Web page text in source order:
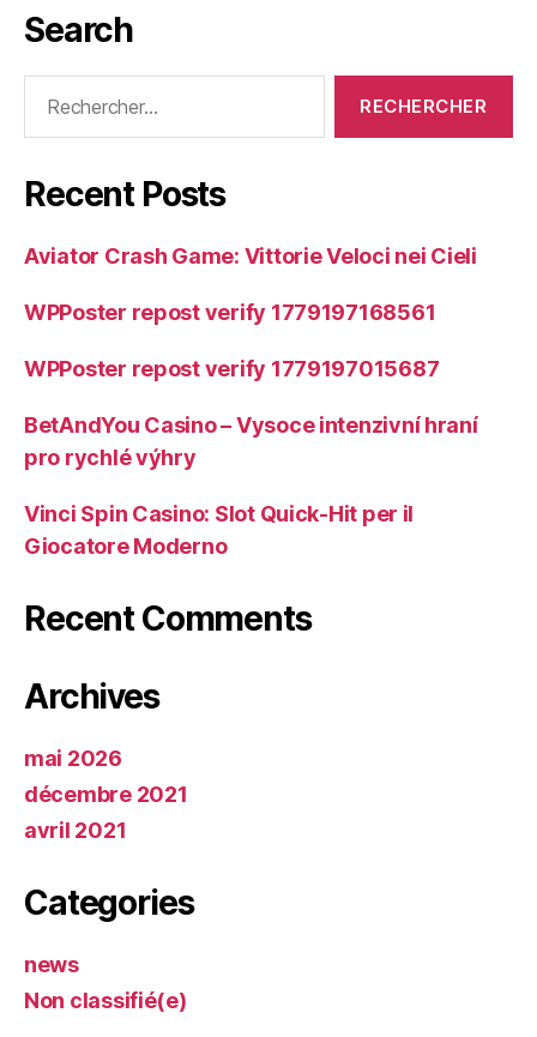
Search
Recent Posts
Aviator Crash Game: Vittorie Veloci nei Cieli
WPPoster repost verify 1779197168561
WPPoster repost verify 1779197015687
BetAndYou Casino – Vysoce intenzivní hraní
pro rychlé výhry
Vinci Spin Casino: Slot Quick‑Hit per il
Giocatore Moderno
Recent Comments
Archives
mai 2026
décembre 2021
avril 2021
Categories
news
Non classifié(e)